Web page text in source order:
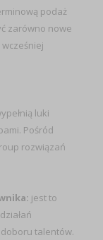
podaż
zarówno nowe
luki
Pośród
rozwiązań
jest to
talentów.